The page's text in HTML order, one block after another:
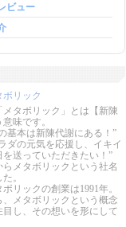
ビュー
リック
メタボリック」とは【新陳
味です。
基本は新陳代謝にある！”
ダの元気を応援し、イキイ
を送っていただきたい！”
らメタボリックという社名
。
リックの創業は1991年。
、メタボリックという概念
目し、その想いを形にして